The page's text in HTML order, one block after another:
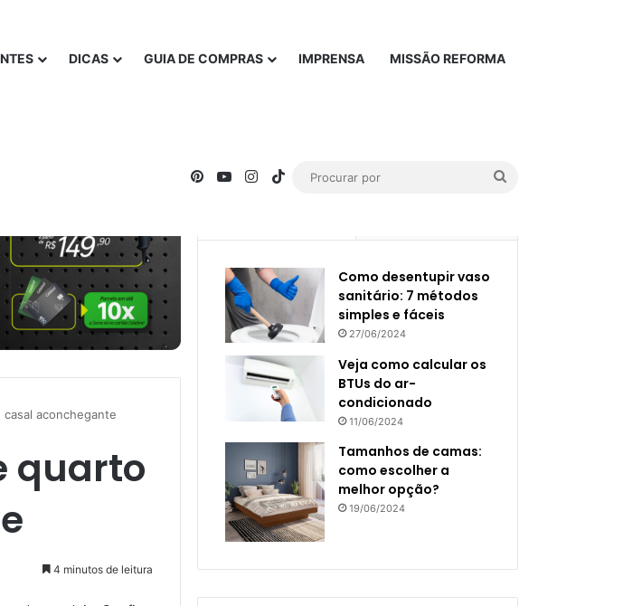
DICAS GUIA DE COMPRAS IMPRENSA MISSÃO REFORMA
PinterestYouTubeInstagram
TikTok
aconchegante
quarto
4 minutos de leitura
Como desentupir vaso
sanitário: 7 métodos
simples e fáceis
27/06/2024
Veja como calcular os
BTUs do ar-
condicionado
11/06/2024
Tamanhos de camas:
como escolher a
melhor opção?
19/06/2024